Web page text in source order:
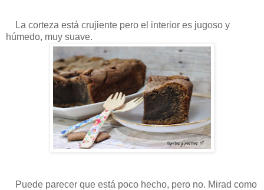
La corteza está crujiente pero el interior es jugoso y
húmedo, muy suave.
Puede parecer que está poco hecho, pero no. Mirad como